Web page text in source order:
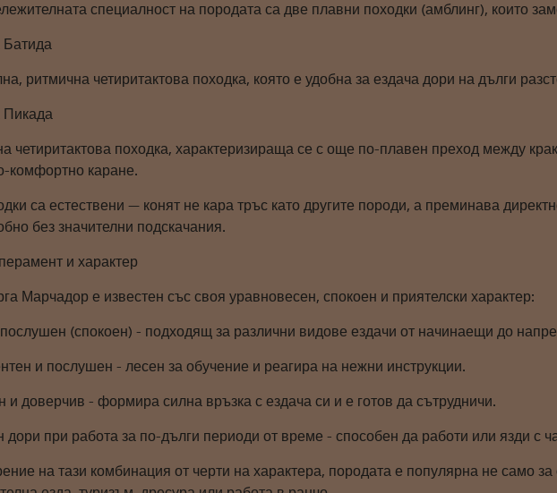
специалност на породата са две плавни походки (амблинг), които
ритмична четиритактова походка, която е удобна за ездача дори на дълги
четиритактова походка, характеризираща се с още по-плавен преход между
комфортно каране.
са естествени — конят не кара тръс като другите породи, а преминава
без значителни подскачания.
и характер
Марчадор е известен със своя уравновесен, спокоен и приятелски характер:
(спокоен) - подходящ за различни видове ездачи от начинаещи до
и послушен - лесен за обучение и реагира на нежни инструкции.
и доверчив - формира силна връзка с ездача си и е готов да сътрудничи.
дори при работа за по-дълги периоди от време - способен да работи или язди с
на тази комбинация от черти на характера, породата е популярна не само